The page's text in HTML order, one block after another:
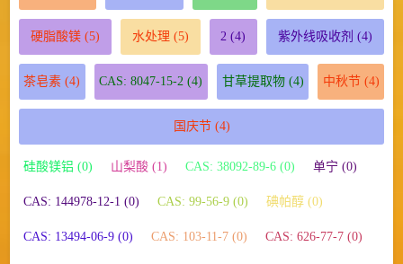
硬脂酸镁(5) 水处理 (5) 2 (4) 紫外线吸收剂 (4)
茶皂素 (4) CAS: 8047-15-2 (4) 甘草提取物(4) 中秋节(4)
国庆节(4)
硅酸镁铝 (0) 山梨酸 (1) CAS: 38092-89-6 (0) 单宁 (0)
CAS: 144978-12-1 (0) CAS: 99-56-9 (0) 碘帕醇 (0)
CAS: 13494-06-9 (0) CAS: 103-11-7 (0) CAS: 626-77-7 (0)